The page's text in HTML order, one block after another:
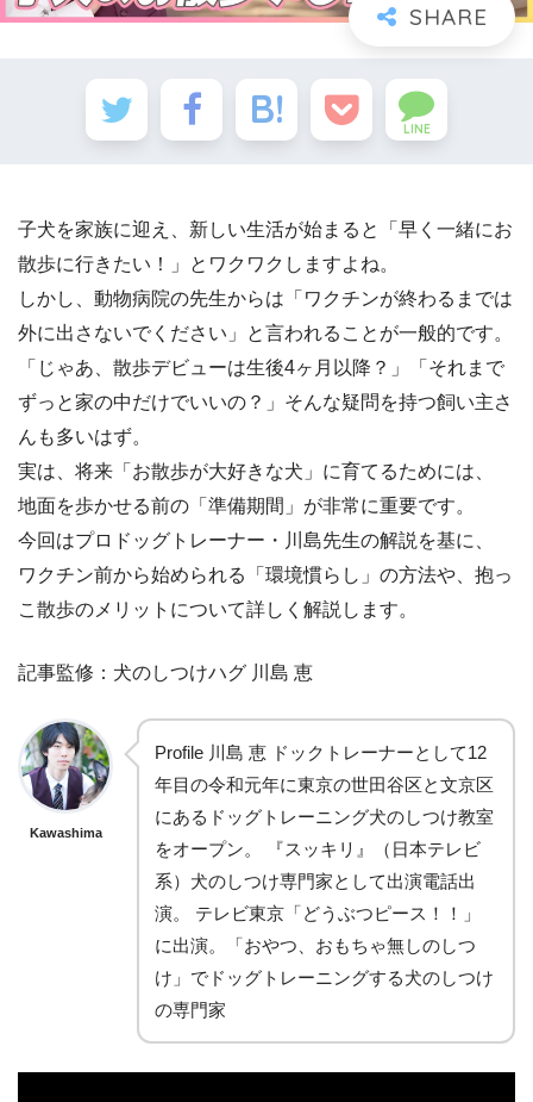
LINE
子犬を家族に迎え、新しい生活が始まると「早く一緒にお
散歩に行きたい！」とワクワクしますよね。
しかし、動物病院の先生からは「ワクチンが終わるまでは
外に出さないでください」と言われることが一般的です。
「じゃあ、散歩デビューは生後4ヶ月以降？」「それまで
ずっと家の中だけでいいの？」そんな疑問を持つ飼い主さ
んも多いはず。
実は、将来「お散歩が大好きな犬」に育てるためには、
地面を歩かせる前の「準備期間」が非常に重要です。
今回はプロドッグトレーナー・川島先生の解説を基に、
ワクチン前から始められる「環境慣らし」の方法や、抱っ
こ散歩のメリットについて詳しく解説します。
記事監修：犬のしつけハグ 川島 恵
Kawashima
Profile 川島 恵 ドックトレーナーとして12
年目の令和元年に東京の世田谷区と文京区
にあるドッグトレーニング犬のしつけ教室
をオープン。 『スッキリ』（日本テレビ
系）犬のしつけ専門家として出演電話出
演。 テレビ東京「どうぶつピース！！」
に出演。「おやつ、おもちゃ無しのしつ
け」でドッグトレーニングする犬のしつけ
の専門家